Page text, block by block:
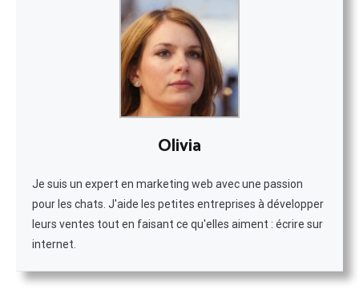
Olivia
Je suis un expert en marketing web avec une passion
pour les chats. J'aide les petites entreprises à développer
leurs ventes tout en faisant ce qu'elles aiment : écrire sur
internet.